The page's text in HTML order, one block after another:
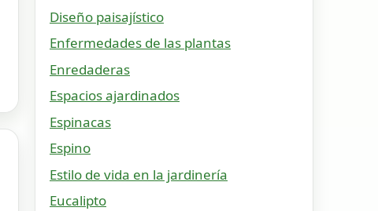
Diseño paisajístico
Enfermedades de las plantas
Enredaderas
Espacios ajardinados
Espinacas
Espino
Estilo de vida en la jardinería
Eucalipto